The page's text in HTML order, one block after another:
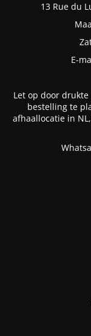
13 Rue du
E-
Let op door
bestelling te
afhaallocatie in